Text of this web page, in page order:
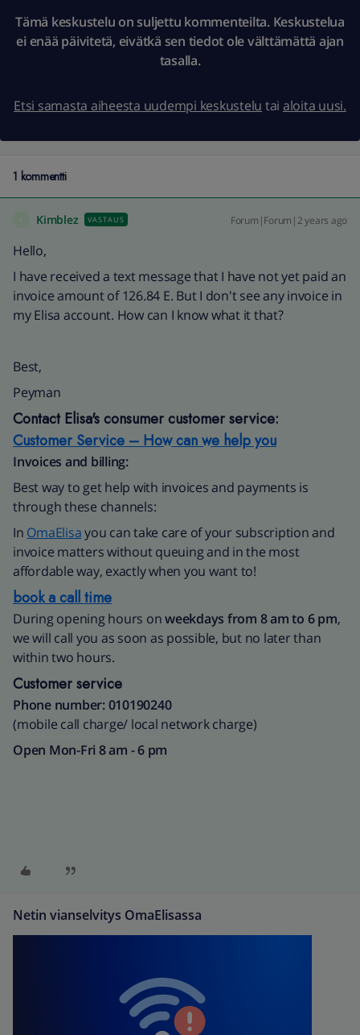
Tämä keskustelu on suljettu kommenteilta. Keskustelua
ei enää päivitetä, eivätkä sen tiedot ole välttämättä ajan
tasalla.
Etsi samasta aiheesta uudempi keskustelu tai aloita uusi.
1 kommentti
Kimblez VASTAUS Forum|Forum|2 years ago
Hello,
I have received a text message that I have not yet paid an
invoice amount of 126.84 E. But I don't see any invoice in
my Elisa account. How can I know what it that?
Best,
Peyman
Contact Elisa's consumer customer service:
Customer Service – How can we help you
Invoices and billing:
Best way to get help with invoices and payments is
through these channels:
In OmaElisayou can take care of your subscription and
invoice matters without queuing and in the most
affordable way, exactly when you want to!
book a call time
During opening hours onweekdays from 8 am to 6 pm,
we will call you as soon as possible, but no later than
within two hours.
Customer service
Phone number: 010190240
(mobile call charge/ local network charge)​
Open Mon-Fri 8 am - 6 pm
Netin vianselvitys OmaElisassa